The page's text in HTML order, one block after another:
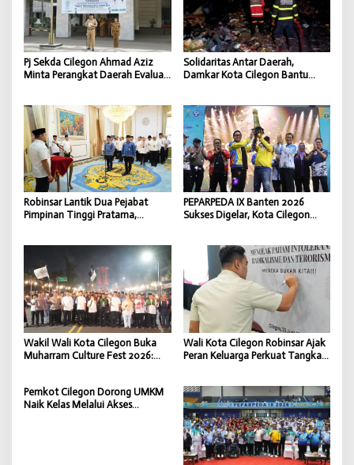
Pj Sekda Cilegon Ahmad Aziz
Minta Perangkat Daerah Evaluasi
Solidaritas Antar Daerah,
Damkar Kota Cilegon Bantu
Tangerang
Robinsar Lantik Dua Pejabat
Pimpinan Tinggi Pratama,
PEPARPEDA IX Banten 2026
Sukses Digelar, Kota Cilegon
Wakil Wali Kota Cilegon Buka
Muharram Culture Fest 2026:
Wali Kota Cilegon Robinsar Ajak
Peran Keluarga Perkuat Tangkal
Pemkot Cilegon Dorong UMKM
Naik Kelas Melalui Akses